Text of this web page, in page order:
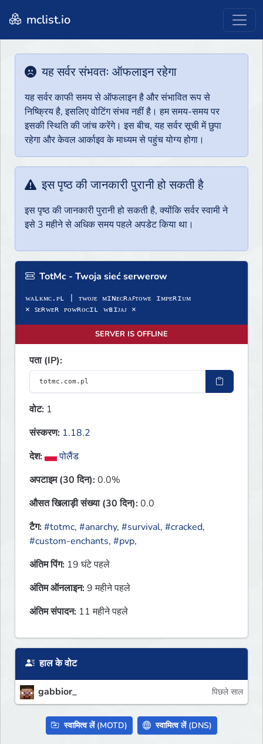
mclist.io
यह सर्वर संभवतः ऑफलाइन रहेगा
यह सर्वर काफी समय से ऑफलाइन है और संभावित रूप से
निष्क्रिय है, इसलिए वोटिंग संभव नहीं है। हम समय-समय पर
इसकी स्थिति की जांच करेंगे। इस बीच, यह सर्वर सूची में छुपा
रहेगा और केवल आर्काइव के माध्यम से पहुंच योग्य होगा।
इस पृष्ठ की जानकारी पुरानी हो सकती है
इस पृष्ठ की जानकारी पुरानी हो सकती है, क्योंकि सर्वर स्वामी ने
इसे 3 महीने से अधिक समय पहले अपडेट किया था।
TotMc - Twoja sieć serwerow
ᴡᴀʟᴋᴍᴄ.ᴘʟ | ᴛᴡᴏᴊᴇ ᴍɪɴᴇᴄʀᴀꜰᴛᴏᴡᴇ ɪᴍᴘᴇʀɪᴜᴍ
× ꜱᴇʀᴡᴇʀ ᴘᴏᴡʀᴏᴄɪʟ ᴡʙɪᴊᴀᴊ ×
SERVER IS OFFLINE
पता (IP):
वोट: 1
संस्करण: 1.18.2
देश:
पोलैंड
अपटाइम (30 दिन):0.0%
औसत खिलाड़ी संख्या (30 दिन):0.0
टैग:#totmc, #anarchy, #survival, #cracked,
#custom-enchants, #pvp,
अंतिम पिंग: 19 घंटे पहले
अंतिम ऑनलाइन:9 महीने पहले
अंतिम संपादन: 11 महीने पहले
हाल के वोट
gabbior_ पिछले साल
स्वामित्व लें (MOTD) स्वामित्व लें (DNS)